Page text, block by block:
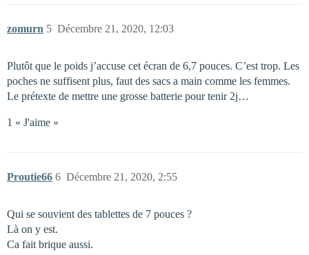
zomurn Décembre 21, 2020, 12:03
5
Plutôt que le poids j’accuse cet écran de 6,7 pouces. C’est trop. Les
poches ne suffisent plus, faut des sacs a main comme les femmes.
Le prétexte de mettre une grosse batterie pour tenir 2j…
1 « J'aime »
Proutie66 Décembre 21, 2020, 2:55
6
Qui se souvient des tablettes de 7 pouces ?
Là on y est.
Ca fait brique aussi.